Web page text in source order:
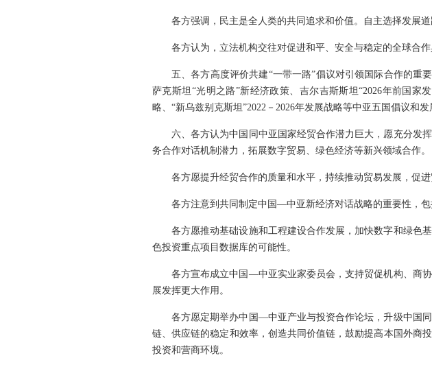
各方强调，民主是全人类的共同追求和价值。自主选择发展
各方认为，立法机构交往对促进和平、安全与稳定的全球合作
五、各方高度评价共建“一带一路”倡议对引领国际合作的重
萨克斯坦“光明之路”新经济政策、吉尔吉斯斯坦“2026年前国家
略、“新乌兹别克斯坦”2022－2026年发展战略等中亚五国倡议和
六、各方认为中国同中亚国家经贸合作潜力巨大，愿充分
务合作对话机制潜力，拓展数字贸易、绿色经济等新兴领域合作。
各方愿提升经贸合作的质量和水平，持续推动贸易发展，促
各方注意到共同制定中国—中亚新经济对话战略的重要性，
各方愿推动基础设施和工程建设合作发展，加快数字和绿色
色投资重点项目数据库的可能性。
各方宣布成立中国—中亚实业家委员会，支持贸促机构、商
展发挥更大作用。
各方愿定期举办中国—中亚产业与投资合作论坛，升级中国
链、供应链的稳定和效率，创造共同价值链，鼓励提高本国外商
投资和营商环境。